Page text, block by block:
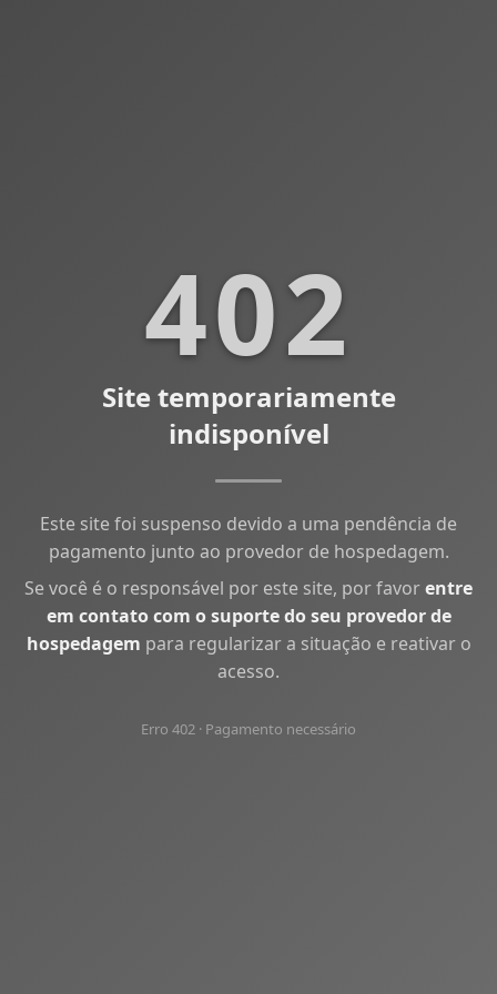
402
Site temporariamente
indisponível
Este site foi suspenso devido a uma pendência de
pagamento junto ao provedor de hospedagem.
Se você é o responsável por este site, por favorentre
em contato com o suporte do seu provedor de
hospedagem para regularizar a situação e reativar o
acesso.
Erro 402 · Pagamento necessário